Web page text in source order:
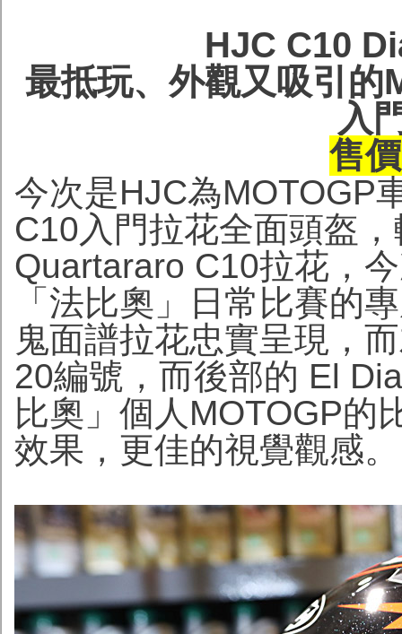
HJC C10
最抵玩、外觀又吸引的
入
售
今次是HJC為MOTOGP
C10入門拉花全面頭盔
Quartararo C10拉花，
「法比奧」日常比賽的
鬼面譜拉花忠實呈現，
20編號，而後部的 El
比奧」個人MOTOGP的
效果，更佳的視覺觀感。